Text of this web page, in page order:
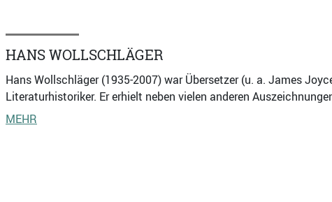
HANS WOLLSCHLÄGER
Hans Wollschläger (1935-2007) war Übersetzer (u. a. James
Literaturhistoriker. Er erhielt neben vielen anderen
MEHR